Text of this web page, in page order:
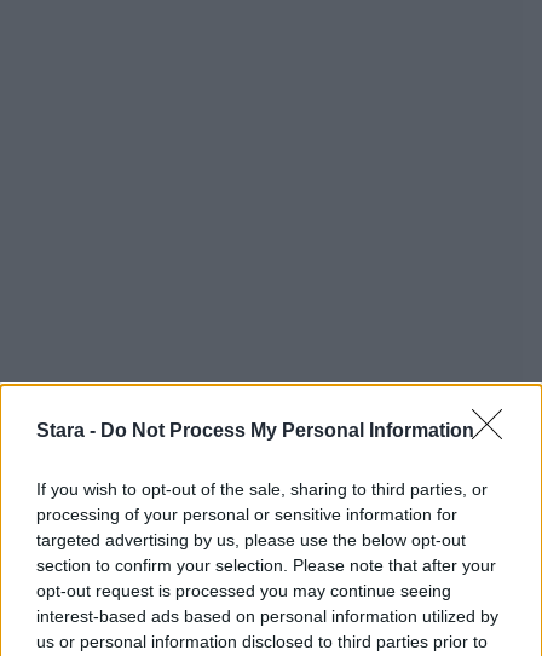
Stara - Do Not Process My Personal Information
If you wish to opt-out of the sale, sharing to third parties, or
processing of your personal or sensitive information for
targeted advertising by us, please use the below opt-out
section to confirm your selection. Please note that after your
opt-out request is processed you may continue seeing
interest-based ads based on personal information utilized by
us or personal information disclosed to third parties prior to